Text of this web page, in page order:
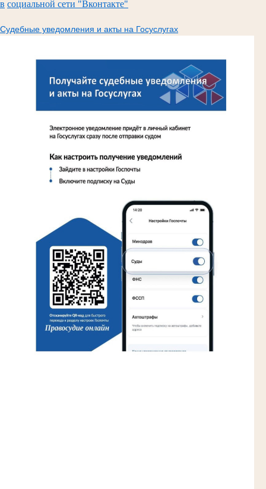
в социальной сети "Вконтакте"
Судебные уведомления и акты на Госуслугах